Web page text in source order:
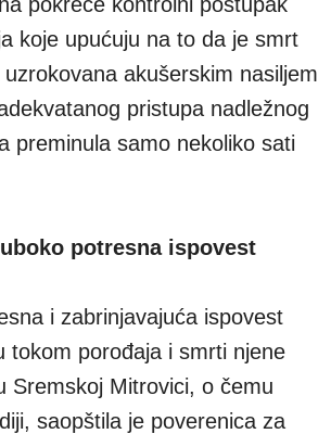
koje upućuju na to da je smrt
akušerskim nasiljem
pristupa nadležnog
preminula samo nekoliko sati
potresna ispovest
i zabrinjavajuća ispovest
tokom porođaja i smrti njene
Sremskoj Mitrovici, o čemu
saopštila je poverenica za